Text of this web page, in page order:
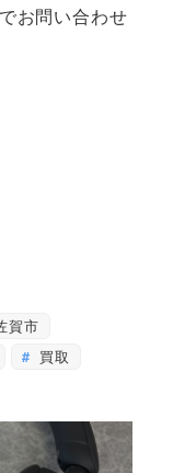
お問い合わせ
賀市
買取